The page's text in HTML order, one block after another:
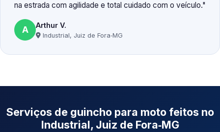
na estrada com agilidade e total cuidado com o veículo.
A Arthur V.
Industrial, Juiz de Fora‑MG
Serviços de guincho para moto feitos no
Industrial, Juiz de Fora‑MG